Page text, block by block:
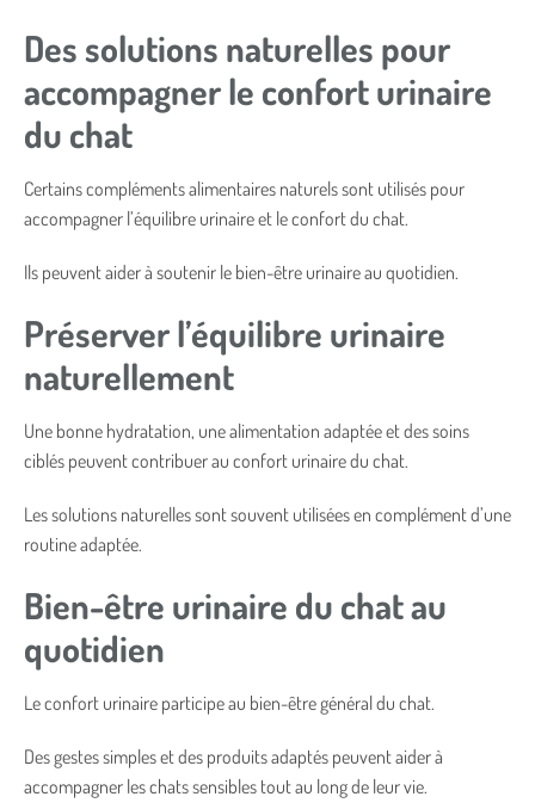
Des solutions naturelles pour
accompagner le confort urinaire
du chat
Certains compléments alimentaires naturels sont utilisés pour
accompagner l’équilibre urinaire et le confort du chat.
Ils peuvent aider à soutenir le bien-être urinaire au quotidien.
Préserver l’équilibre urinaire
naturellement
Une bonne hydratation, une alimentation adaptée et des soins
ciblés peuvent contribuer au confort urinaire du chat.
Les solutions naturelles sont souvent utilisées en complément d’une
routine adaptée.
Bien-être urinaire du chat au
quotidien
Le confort urinaire participe au bien-être général du chat.
Des gestes simples et des produits adaptés peuvent aider à
accompagner les chats sensibles tout au long de leur vie.